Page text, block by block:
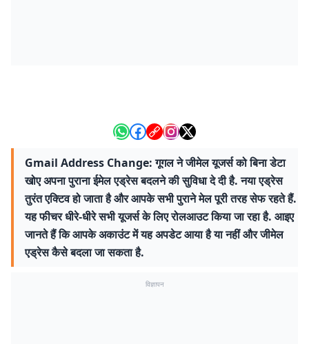
Gmail Address Change: गूगल ने जीमेल यूजर्स को बिना डेटा
खोए अपना पुराना ईमेल एड्रेस बदलने की सुविधा दे दी है. नया एड्रेस
तुरंत एक्टिव हो जाता है और आपके सभी पुराने मेल पूरी तरह सेफ रहते हैं.
यह फीचर धीरे-धीरे सभी यूजर्स के लिए रोलआउट किया जा रहा है. आइए
जानते हैं कि आपके अकाउंट में यह अपडेट आया है या नहीं और जीमेल
एड्रेस कैसे बदला जा सकता है.
विज्ञापन